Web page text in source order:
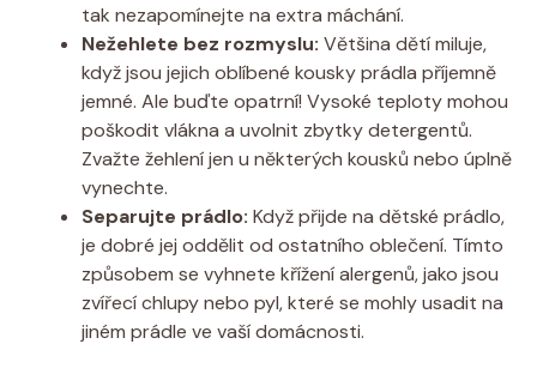
tak ‌nezapomínejte na extra máchání.
Nežehlete bez​ rozmyslu: ⁢Většina dětí ⁤miluje,⁣
když jsou jejich oblíbené kousky prádla‍ příjemně
jemné. Ale buďte opatrní! Vysoké teploty mohou
poškodit vlákna‌ a uvolnit zbytky detergentů.
Zvažte ⁤žehlení jen u některých kousků nebo⁣ úplně‍
vynechte.
Separujte prádlo: Když přijde na dětské ‌prádlo,
je ‍dobré ​jej⁤ oddělit od⁢ ostatního oblečení. Tímto
způsobem⁤ se vyhnete křížení⁤ alergenů,⁤ jako jsou⁣
zvířecí chlupy nebo ‌pyl, které ⁣se ⁣mohly usadit na
jiném ⁢prádle ⁤ve vaší domácnosti.